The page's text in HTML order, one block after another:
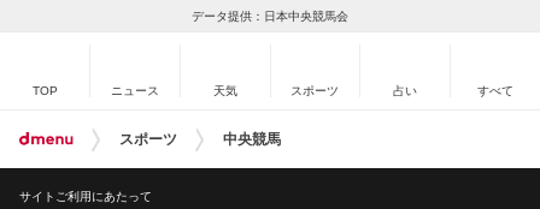
データ提供：日本中央競馬会
TOP ニュース 天気 スポーツ 占い すべて
スポーツ 中央競馬
サイトご利用にあたって